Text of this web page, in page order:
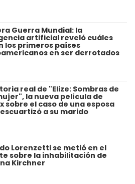
Guerra Mundial: la
artificial reveló cuáles
los primeros países
en ser derrotados
real de "Elize: Sombras de
la nueva película de
sobre el caso de una esposa
a su marido
Lorenzetti se metió en el
sobre la inhabilitación de
Kirchner